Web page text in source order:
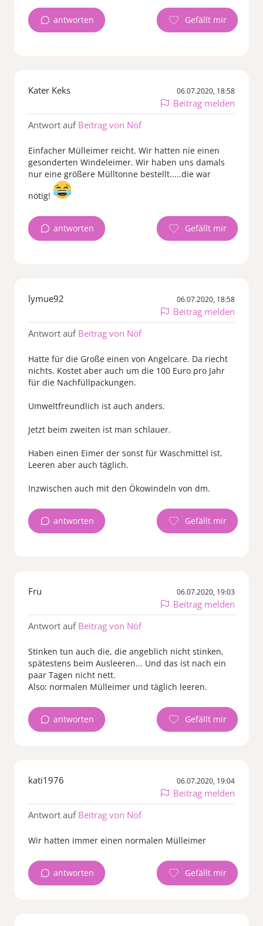
antworten
Kater Keks 06.07.2020, 18:58
Beitrag melden
Antwort auf Beitrag von Nöf
Einfacher Mülleimer reicht. Wir hatten nie einen
gesonderten Windeleimer. Wir haben uns damals
nur eine größere Mülltonne bestellt.....die war
nötig!
antworten
lymue92 06.07.2020, 18:58
Beitrag melden
Antwort auf Beitrag von Nöf
Hatte für die Große einen von Angelcare. Da riecht
nichts. Kostet aber auch um die 100 Euro pro Jahr
für die Nachfüllpackungen.
Umweltfreundlich ist auch anders.
Jetzt beim zweiten ist man schlauer.
Haben einen Eimer der sonst für Waschmittel ist.
Leeren aber auch täglich.
Inzwischen auch mit den Ökowindeln von dm.
antworten
Fru 06.07.2020, 19:03
Beitrag melden
Antwort auf Beitrag von Nöf
Stinken tun auch die, die angeblich nicht stinken,
spätestens beim Ausleeren... Und das ist nach ein
paar Tagen nicht nett.
Also: normalen Mülleimer und täglich leeren.
antworten
kati1976 06.07.2020, 19:04
Beitrag melden
Antwort auf Beitrag von Nöf
Wir hatten immer einen normalen Mülleimer
antworten